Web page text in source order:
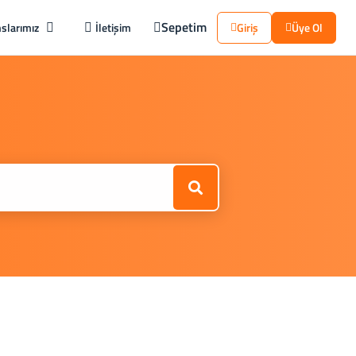
İletişim Sepetim Giriş Üye Ol